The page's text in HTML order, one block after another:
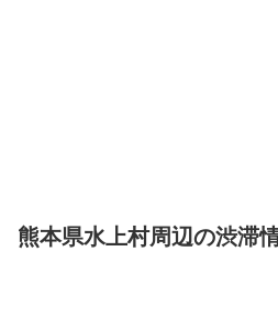
熊本県水上村周辺の渋滞